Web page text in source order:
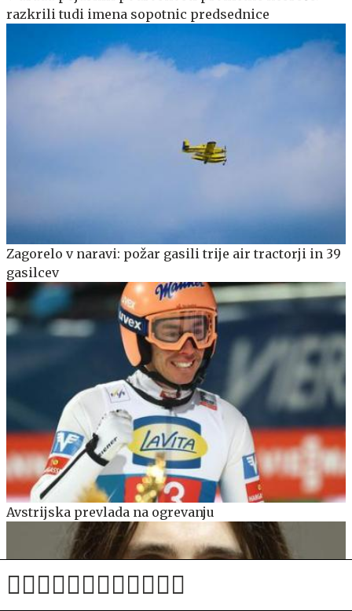
razkrili tudi imena sopotnic predsednice
Zagorelo v naravi: požar gasili trije air tractorji in 39
gasilcev
Avstrijska prevlada na ogrevanju